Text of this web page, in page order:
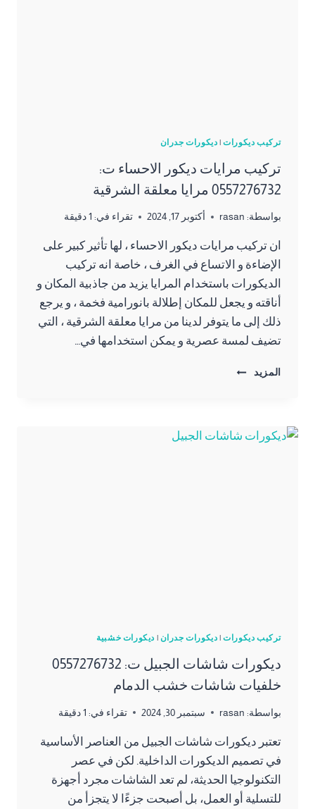
تركيب ديكورات| ديكورات جدران
تركيب مرايات ديكور الاحساء ت:
0557276732 مرايا معلقة الشرقية
بواسطة: rasan أكتوبر 17, 2024 تقراء في: دقيقة
ان تركيب مرايات ديكور الاحساء ، لها تأثير كبير على
الإضاءة و الاتساع في الغرف ، خاصة انه تركيب
الديكورات باستخدام المرايا يزيد من جاذبية المكان و
أناقته و يجعل للمكان إطلالة بانورامية فخمة ، و يرجع
ذلك إلى ما يتوفر لدينا من مرايا معلقة الشرقية ، التي
تضيف لمسة عصرية و يمكن استخدامها في…
المزيد
تركيب
0557276732
تركيب ديكورات| ديكورات جدران | ديكورات خشبية
ديكورات شاشات الجبيل ت: 0557276732
خلفيات شاشات خشب الدمام
بواسطة: rasan سبتمبر 30, 2024 تقراء في: دقيقة
تعتبر ديكورات شاشات الجبيل من العناصر الأساسية
في تصميم الديكورات الداخلية. لكن في عصر
التكنولوجيا الحديثة، لم تعد الشاشات مجرد أجهزة
للتسلية أو العمل، بل أصبحت جزءًا لا يتجزأ من